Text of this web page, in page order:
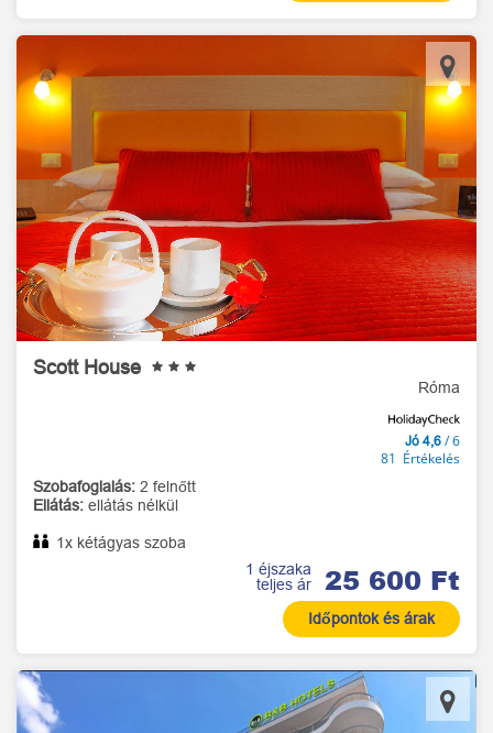
Scott House
Róma
Jó 4,6 / 6
81 Értékelés
Szobafoglalás: 2 felnőtt
Ellátás: ellátás nélkül
1x kétágyas szoba
1 éjszaka
teljes ár
25 600 Ft
Időpontok és árak